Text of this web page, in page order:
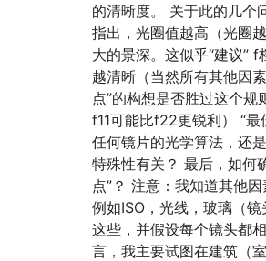
的清晰度。 关于此的几个
指出，光圈值越高（光圈
大的景深。这似乎“建议”
越清晰（当然所有其他因
点”的构想是否胜过这个规
f11可能比f22更锐利） “最
任何镜片的光学算法，还
特殊性有关？ 最后，如何
点”？ 注意：我知道其他
例如ISO，光线，玻璃（
这些，并假设每个镜头都
言，我主要试图在建筑（